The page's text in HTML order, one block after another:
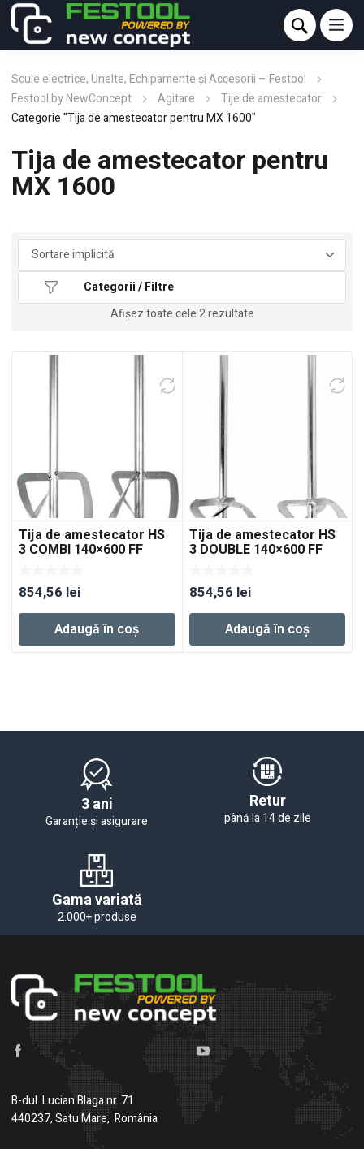
Scule electrice, Unelte, Echipamente și Accesorii – Festool
Festool by NewConcept
Agitare
Tije de amestecator
Categorie "Tija de amestecator pentru MX 1600"
Tija de amestecator pentru
MX 1600
Afișez toate cele 2 rezultate
Categorii / Filtre
Tija de amestecator HS
3 COMBI 140×600 FF
854,56 lei
Adaugă în coș
Tija de amestecator HS
3 DOUBLE 140×600 FF
854,56 lei
Adaugă în coș
3 ani
Garanție și asigurare
Retur
până la 14 de zile
Gama variată
2.000+ produse
B-dul. Lucian Blaga nr. 71
440237, Satu Mare, România